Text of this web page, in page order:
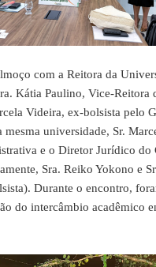
com a Reitora da
Kátia Paulino, Vice-Reitora
Videira, ex-bolsista pelo
mesma universidade, Sr.
e o Diretor Jurídico do
Sra. Reiko Yokono e
Durante o encontro,
do intercâmbio acadêmico